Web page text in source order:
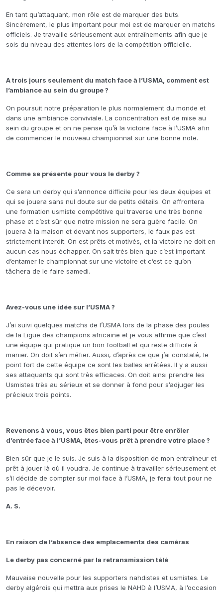
En tant qu’attaquant, mon rôle est de marquer des buts.
Sincèrement, le plus important pour moi est de marquer en matchs
officiels. Je travaille sérieusement aux entraînements afin que je
sois du niveau des attentes lors de la compétition officielle.
A trois jours seulement du match face à l’USMA, comment est
l’ambiance au sein du groupe ?
On poursuit notre préparation le plus normalement du monde et
dans une ambiance conviviale. La concentration est de mise au
sein du groupe et on ne pense qu’à la victoire face à l’USMA afin
de commencer le nouveau championnat sur une bonne note.
Comme se présente pour vous le derby ?
Ce sera un derby qui s’annonce difficile pour les deux équipes et
qui se jouera sans nul doute sur de petits détails. On affrontera
une formation usmiste compétitive qui traverse une très bonne
phase et c’est sûr que notre mission ne sera guère facile. On
jouera à la maison et devant nos supporters, le faux pas est
strictement interdit. On est prêts et motivés, et la victoire ne doit en
aucun cas nous échapper. On sait très bien que c’est important
d’entamer le championnat sur une victoire et c’est ce qu’on
tâchera de le faire samedi.
Avez-vous une idée sur l’USMA ?
J’ai suivi quelques matchs de l’USMA lors de la phase des poules
de la Ligue des champions africaine et je vous affirme que c’est
une équipe qui pratique un bon football et qui reste difficile à
manier. On doit s’en méfier. Aussi, d’après ce que j’ai constaté, le
point fort de cette équipe ce sont les balles arrêtées. Il y a aussi
ses attaquants qui sont très efficaces. On doit ainsi prendre les
Usmistes très au sérieux et se donner à fond pour s’adjuger les
précieux trois points.
Revenons à vous, vous êtes bien parti pour être enrôler
d’entrée face à l’USMA, êtes-vous prêt à prendre votre place ?
Bien sûr que je le suis. Je suis à la disposition de mon entraîneur et
prêt à jouer là où il voudra. Je continue à travailler sérieusement et
s’il décide de compter sur moi face à l’USMA, je ferai tout pour ne
pas le décevoir.
A. S.
En raison de l’absence des emplacements des caméras
Le derby pas concerné par la retransmission télé
Mauvaise nouvelle pour les supporters nahdistes et usmistes. Le
derby algérois qui mettra aux prises le NAHD à l’USMA, à l’occasion